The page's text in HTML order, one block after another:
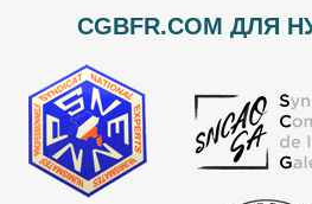
CGBFR.COM ДЛЯ